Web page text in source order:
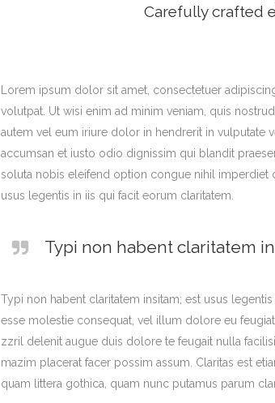
Carefully crafted
Lorem ipsum dolor sit amet, consectetuer
volutpat. Ut wisi enim ad minim veniam, quis
autem vel eum iriure dolor in hendrerit in vulputate
accumsan et iusto odio dignissim qui blandit
soluta nobis eleifend option congue nihil imperdiet
usus legentis in iis qui facit eorum claritatem.
Typi non habent claritatem
Typi non habent claritatem insitam; est usus
esse molestie consequat, vel illum dolore eu
zzril delenit augue duis dolore te feugait nulla
mazim placerat facer possim assum. Claritas est
quam littera gothica, quam nunc putamus parum